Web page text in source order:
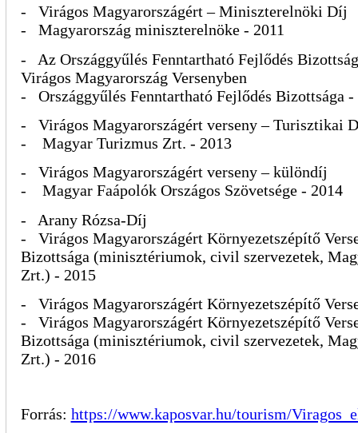
- Virágos Magyarországért – Miniszterelnöki Díj
- Magyarország miniszterelnöke - 2011
- Az Országgyűlés Fenntartható Fejlődés
Virágos Magyarország Versenyben
- Országgyűlés Fenntartható Fejlődés Bizottsága -
- Virágos Magyarországért verseny – Turisztikai
- Magyar Turizmus Zrt. - 2013
- Virágos Magyarországért verseny – különdíj
- Magyar Faápolók Országos Szövetsége - 2014
- Arany Rózsa-Díj
- Virágos Magyarországért Környezetszépítő
Bizottsága (minisztériumok, civil szervezetek,
Zrt.) - 2015
- Virágos Magyarországért Környezetszépítő
- Virágos Magyarországért Környezetszépítő
Bizottsága (minisztériumok, civil szervezetek,
Zrt.) - 2016
Forrás: https://www.kaposvar.hu/tourism/